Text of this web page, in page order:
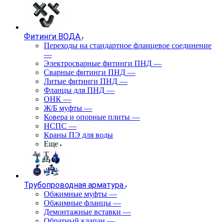
Фитинги ВОДА
Переходы на стандартное фланцевое соединение
—
Электросварные фитинги ПНД —
Сварные фитинги ПНД —
Литые фитинги ПНД —
Фланцы для ПНД —
ОНК —
Ж/Б муфты —
Ковера и опорные плиты —
НСПС —
Краны ПЭ для воды
Еще
Трубопроводная арматура
Обжимные муфты —
Обжимные фланцы —
Демонтажные вставки —